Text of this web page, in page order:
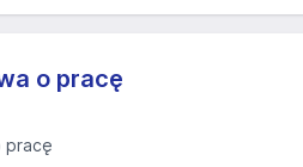
o pracę
pracę